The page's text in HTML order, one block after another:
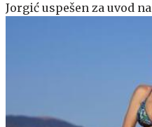
Jorgić uspešen za uvod